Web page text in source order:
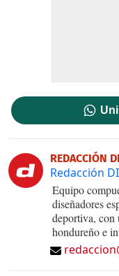
REDACCIÓN
Redacción
Equipo
diseñadores
deportiva,
hondureño e